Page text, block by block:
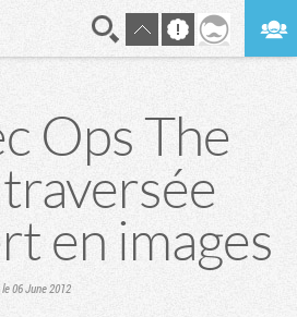
Ops The
en images
le 06 June 2012